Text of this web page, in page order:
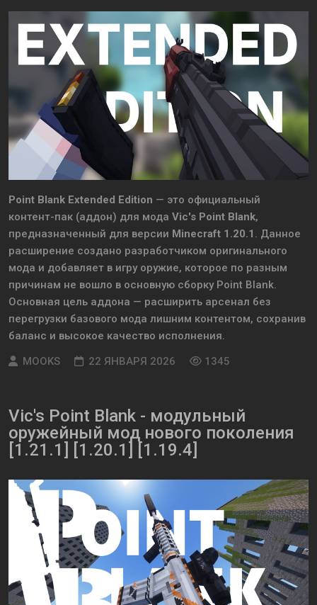
Point Blank Extended Edition — это официальный
контент-пак (аддон) для мода Vic's Point Blank,
предназначенный для версии Minecraft 1.20.1 . Данное
расширение создано разработчиком оригинального
мода и добавляет в игру оружие, которое по разным
причинам не вошло в основную сборку Point Blank.
Основная цель аддона — расширить арсенал без
перегрузки базового мода лишним контентом, сохранив
баланс и высокое качество исполнения.
MOOKS
22 ЯНВАРЯ 2026 1345
Vic's Point Blank - модульный
оружейный мод нового поколения
[1.21.1] [1.20.1] [1.19.4]